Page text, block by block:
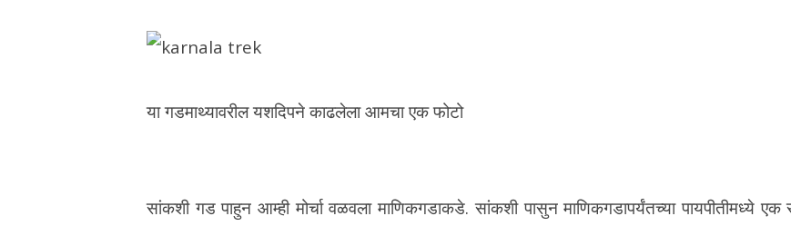
या गडमाथ्यावरील यशदिपने काढलेला आमचा एक फोटो
सांकशी गड पाहुन आम्ही मोर्चा वळवला माणिकगडाकडे. सांकशी पासुन माणिकगडापर्यंतच्या पायपीतीमध्ये एक